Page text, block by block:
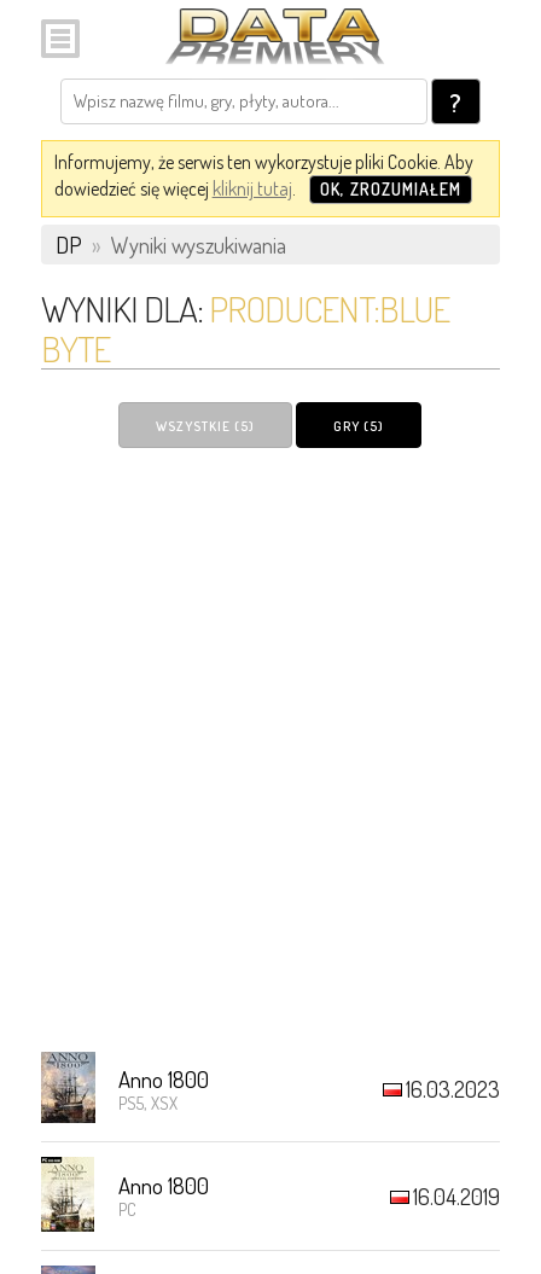
?
Informujemy, że serwis ten wykorzystuje pliki Cookie. Aby
dowiedzieć się więcej kliknij tutaj. OK, ZROZUMIAŁEM
DP » Wyniki wyszukiwania
WYNIKI DLA: PRODUCENT:BLUE
BYTE
WSZYSTKIE (5) GRY (5)
Anno 1800
PS5, XSX 16.03.2023
Anno 1800
PC 16.04.2019